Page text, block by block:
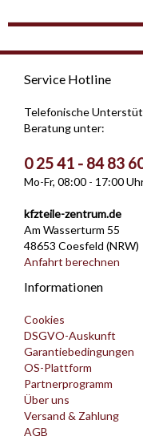
Service Hotline
Telefonische
Beratung unter:
0 25 41 - 84 83
Mo-Fr, 08:00 - 17:00
kfzteile-zentrum.de
Am Wasserturm 55
48653 Coesfeld (NRW)
Anfahrt berechnen
Informationen
Cookies
DSGVO-Auskunft
Garantiebedingungen
OS-Plattform
Partnerprogramm
Über uns
Versand & Zahlung
AGB